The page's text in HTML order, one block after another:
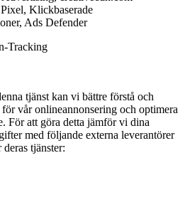
Klickbaserade
Ads Defender
Tracking
tjänst kan vi bättre förstå och
vår onlineannonsering och optimera
För att göra detta jämför vi dina
med följande externa leverantörer
tjänster: